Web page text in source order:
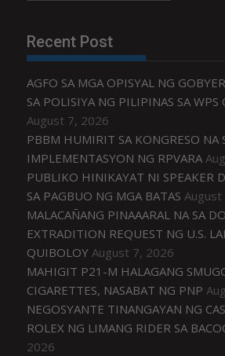
Recent Post
AGFO SA MGA OPISYAL NG
SA POLISIYA NG PILIPINAS SA
August 7, 2026
PBBM HUMIRIT SA KONGRESO NA
IMPLEMENTASYON NG RPVARA
PUBLIKO HINIKAYAT NI SPEAKER
SA PAGBUO NG MGA BATAS
MALACAÑANG PINAAARAL NA SA
EXTRADITION REQUEST NG U.S.
QUIBOLOY August 7, 2026
MAHIGIT P21-M HALAGANG
CIGARETTES, NASABAT NG PNP
NEGOSYANTE TINANGAYAN NG
ROLEX NG LIMANG RIDER SA
2026